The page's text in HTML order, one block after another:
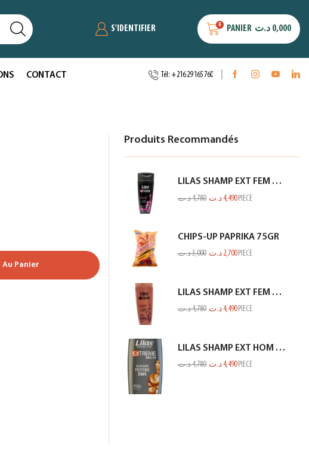
S'IDENTIFIER 0 PANIER 0,000 د.ت
CONTACT Tél: +216 29 165 760
Panier
Produits Recommandés
LILAS SHAMP EXT FEM CHEV NOIR 350ML
4,780د.ت 4,490 د.ت PIECE
CHIPS-UP PAPRIKA 75GR
3,000د.ت 2,700 د.ت PIECE
LILAS SHAMP EXT FEM RACINE GP SECHE SAUMON 350ML
4,780د.ت 4,490 د.ت PIECE
LILAS SHAMP EXT HOM PROTEINE GRIS 350ML
4,780د.ت 4,490 د.ت PIECE